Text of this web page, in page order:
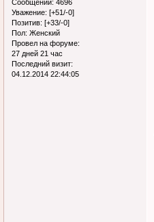
Сообщений: 4696
Уважение: [+51/-0]
Позитив: [+33/-0]
Пол: Женский
Провел на форуме:
27 дней 21 час
Последний визит:
04.12.2014 22:44:05